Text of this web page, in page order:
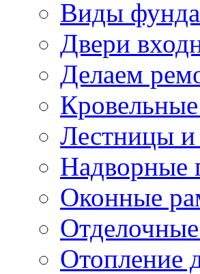
Виды
Двери
Делаем
Лестницы и
Надворные
Оконные
Отопление